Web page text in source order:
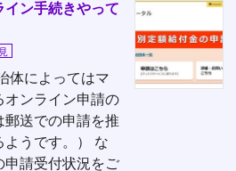
イン手続きやって
体によってはマ
オンライン申請の
郵送での申請を推
ようです。） な
申請受付状況をご